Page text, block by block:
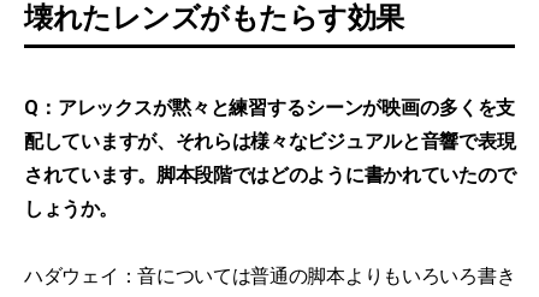
壊れたレンズがもたらす効果
Q：アレックスが黙々と練習するシーンが映画の多くを支
配していますが、それらは様々なビジュアルと音響で表現
されています。脚本段階ではどのように書かれていたので
しょうか。
ハダウェイ：音については普通の脚本よりもいろいろ書き